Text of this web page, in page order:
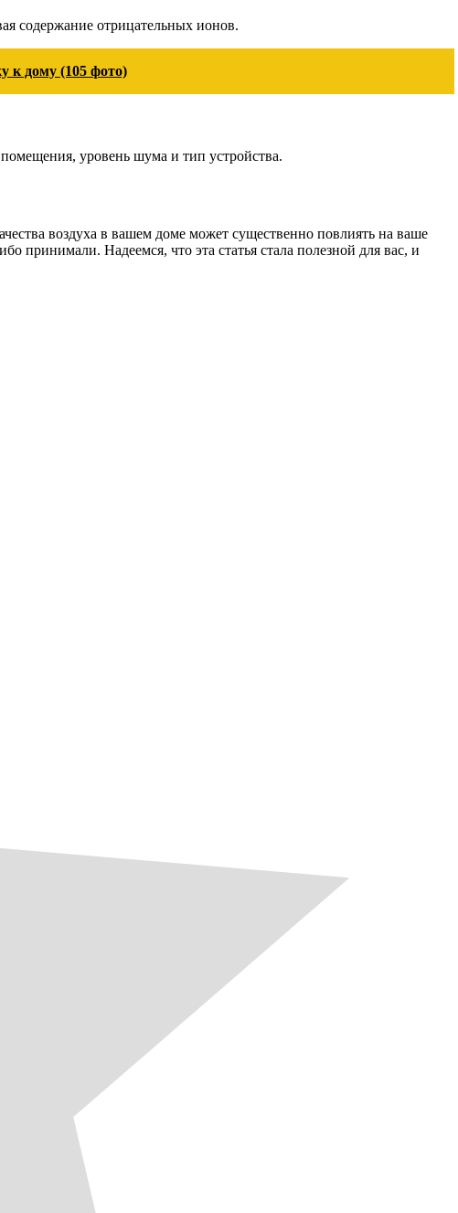
содержание отрицательных ионов.
к дому (105 фото)
уровень шума и тип устройства.
воздуха в вашем доме может существенно повлиять на ваше
принимали. Надеемся, что эта статья стала полезной для вас, и